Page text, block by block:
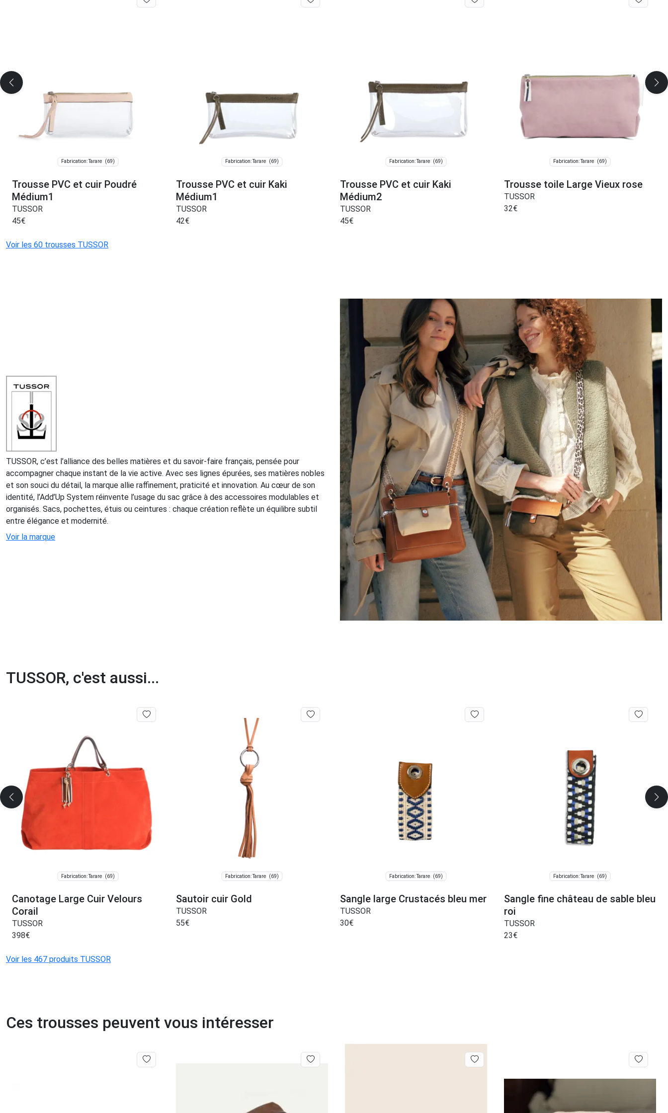
Fabrication: Tarare (69)
Trousse PVC et cuir Poudré
Médium1
TUSSOR
45€
Fabrication: Tarare (69)
Trousse PVC et cuir Kaki
Médium1
TUSSOR
42€
Fabrication: Tarare (69)
Trousse PVC et cuir Kaki
Médium2
TUSSOR
45€
Fabrication: Tarare (69)
Trousse toile Large Vieux rose
TUSSOR
32€
Voir les 60 trousses TUSSOR
TUSSOR, c’est l’alliance des belles matières et du savoir-faire français, pensée pour
accompagner chaque instant de la vie active. Avec ses lignes épurées, ses matières nobles
et son souci du détail, la marque allie raffinement, praticité et innovation. Au cœur de son
identité, l’Add’Up System réinvente l’usage du sac grâce à des accessoires modulables et
organisés. Sacs, pochettes, étuis ou ceintures : chaque création reflète un équilibre subtil
entre élégance et modernité.
Voir la marque
TUSSOR, c'est aussi...
Fabrication: Tarare (69)
Canotage Large Cuir Velours
Corail
TUSSOR
398€
Fabrication: Tarare (69)
Sautoir cuir Gold
TUSSOR
55€
Fabrication: Tarare (69)
Sangle large Crustacés bleu mer
TUSSOR
30€
Fabrication: Tarare (69)
Sangle fine château de sable bleu
roi
TUSSOR
23€
Voir les 467 produits TUSSOR
Ces trousses peuvent vous intéresser